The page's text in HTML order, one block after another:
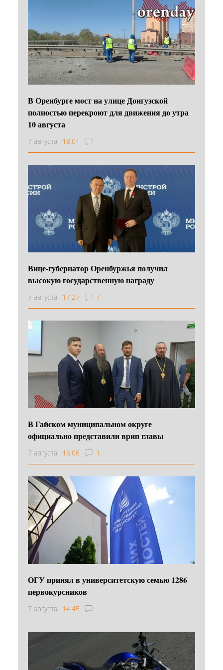
В Оренбурге мост на улице Донгузской
полностью перекроют для движения до утра
10 августа
7 августа 18:01
Вице-губернатор Оренбуржья получил
высокую государственную награду
7 августа 17:27 7
В Гайском муниципальном округе
официально представили врип главы
7 августа 16:08 1
ОГУ принял в университетскую семью 1286
первокурсников
7 августа 14:45